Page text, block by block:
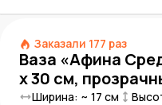
Заказали 177 раз
Ваза «Афина
x 30 см,
Ширина: ~ 17 см